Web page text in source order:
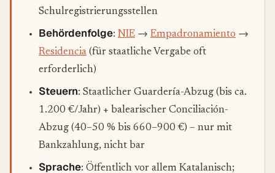
Schulregistrierungsstellen
Behördenfolge: NIE → Empadronamiento →
Residencia (für staatliche Vergabe oft
erforderlich)
Steuern: Staatlicher Guardería-Abzug (bis ca.
1.200 €/Jahr) + balearischer Conciliación-
Abzug (40–50 % bis 660–900 €) – nur mit
Bankzahlung, nicht bar
Sprache: Öffentlich vor allem Katalanisch;